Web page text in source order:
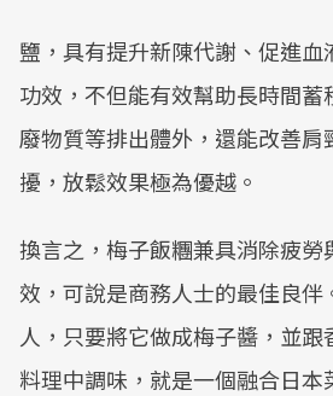
鹽，具有提升新陳代謝、促進
功效，不但能有效幫助長時間
廢物質等排出體外，還能改善肩
擾，放鬆效果極為優越。
換言之，梅子飯糰兼具消除疲
效，可說是商務人士的最佳良伴
人，只要將它做成梅子醬，並跟
料理中調味，就是一個融合日本